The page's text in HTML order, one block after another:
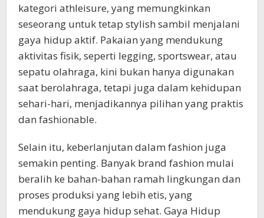
kategori athleisure, yang memungkinkan
seseorang untuk tetap stylish sambil menjalani
gaya hidup aktif. Pakaian yang mendukung
aktivitas fisik, seperti legging, sportswear, atau
sepatu olahraga, kini bukan hanya digunakan
saat berolahraga, tetapi juga dalam kehidupan
sehari-hari, menjadikannya pilihan yang praktis
dan fashionable.
Selain itu, keberlanjutan dalam fashion juga
semakin penting. Banyak brand fashion mulai
beralih ke bahan-bahan ramah lingkungan dan
proses produksi yang lebih etis, yang
mendukung gaya hidup sehat. Gaya Hidup